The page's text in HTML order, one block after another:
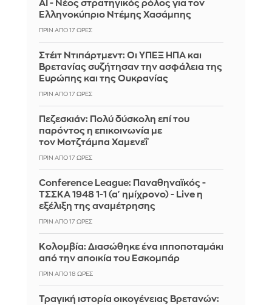
AI - Νέος στρατηγικός ρόλος για τον
Ελληνοκύπριο Ντέμης Χασάμπης
ΠΡΙΝ ΑΠΌ 17 ΏΡΕΣ
Στέιτ Ντιπάρτμεντ: Οι ΥΠΕΞ ΗΠΑ και
Βρετανίας συζήτησαν την ασφάλεια της
Ευρώπης και της Ουκρανίας
ΠΡΙΝ ΑΠΌ 17 ΏΡΕΣ
Πεζεσκιάν: Πολύ δύσκολη επί του
παρόντος η επικοινωνία με
τον Μοτζτάμπα Χαμενεΐ
ΠΡΙΝ ΑΠΌ 17 ΏΡΕΣ
Conference League: Παναθηναϊκός -
ΤΣΣΚΑ 1948 1-1 (α' ημίχρονο) - Live η
εξέλιξη της αναμέτρησης
ΠΡΙΝ ΑΠΌ 17 ΏΡΕΣ
Κολομβία: Διασώθηκε ένα ιπποποταμάκι
από την αποικία του Εσκομπάρ
ΠΡΙΝ ΑΠΌ 18 ΏΡΕΣ
Τραγική ιστορία οικογένειας Βρετανών: